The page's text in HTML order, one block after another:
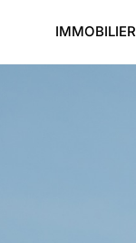
IMMOBILIER